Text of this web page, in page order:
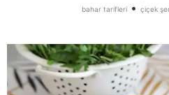
bahar tarifleri• çiçek